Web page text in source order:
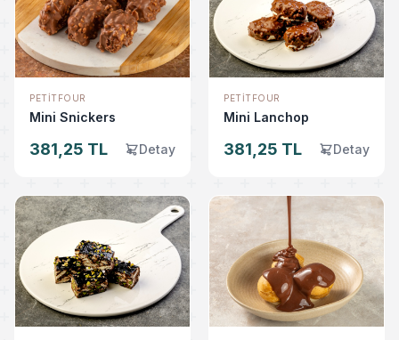
PETITFOUR
Mini Snickers
381,25 TL Detay
PETITFOUR
Mini Lanchop
381,25 TL Detay